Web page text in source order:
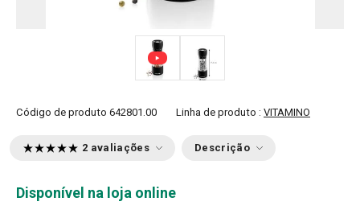
Código de produto 642801.00 Linha de produto : VITAMINO
2 avaliações Descrição
Disponível na loja online